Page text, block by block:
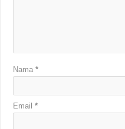
Nama*
Email*